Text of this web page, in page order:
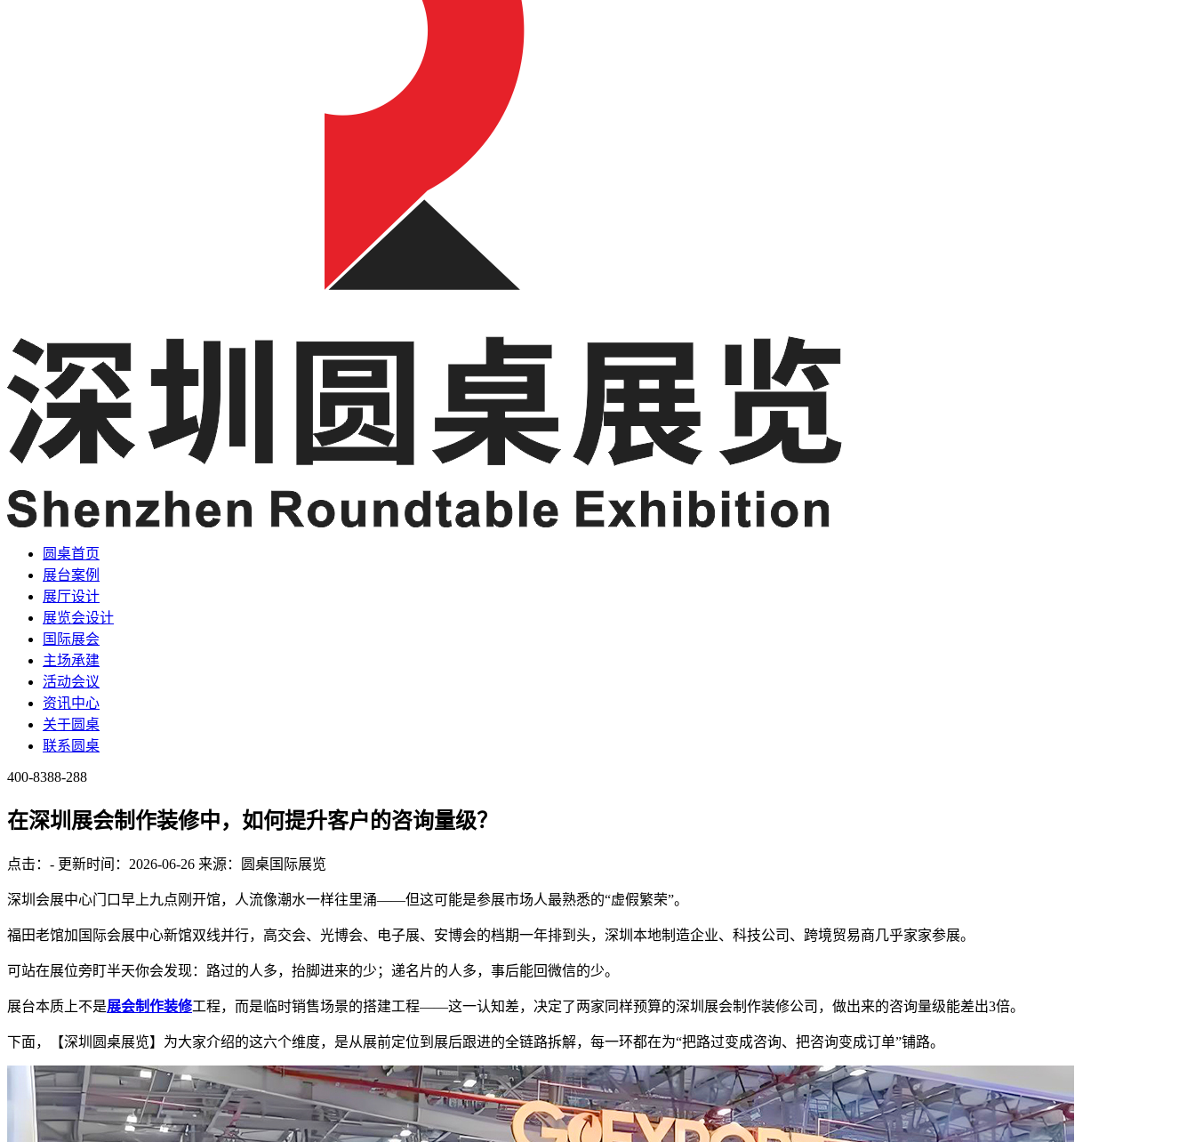
圆桌首页
展台案例
展厅设计
展览会设计
国际展会
主场承建
活动会议
资讯中心
关于圆桌
联系圆桌
400-8388-288
在深圳展会制作装修中，如何提升客户的咨询量级？
点击： - 更新时间：2026-06-26 来源：圆桌国际展览
深圳会展中心门口早上九点刚开馆，人流像潮水一样往里涌——但这可能是参展市场人最熟悉的“虚假繁荣”。
福田老馆加国际会展中心新馆双线并行，高交会、光博会、电子展、安博会的档期一年排到头，深圳本地制造企业、科技公司、跨境贸易商几乎家家参展。
可站在展位旁盯半天你会发现：路过的人多，抬脚进来的少；递名片的人多，事后能回微信的少。
展台本质上不是展会制作装修工程，而是临时销售场景的搭建工程——这一认知差，决定了两家同样预算的深圳展会制作装修公司，做出来的咨询量级能差出3倍。
下面，【深圳圆桌展览】为大家介绍的这六个维度，是从展前定位到展后跟进的全链路拆解，每一环都在为“把路过变成咨询、把咨询变成订单”铺路。